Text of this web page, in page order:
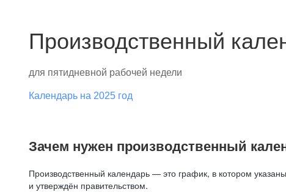
Производственный
для пятидневной рабочей недели
Календарь на 2025 год
Зачем нужен производственный
Производственный календарь — это график, в котором
и утверждён правительством.